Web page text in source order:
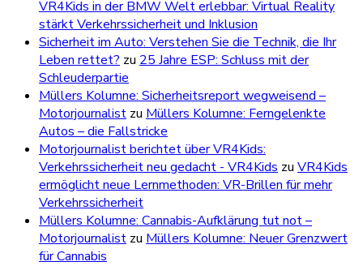
VR4Kids in der BMW Welt erlebbar: Virtual Reality
stärkt Verkehrssicherheit und Inklusion
Sicherheit im Auto: Verstehen Sie die Technik, die Ihr
Leben rettet? zu 25 Jahre ESP: Schluss mit der
Schleuderpartie
Müllers Kolumne: Sicherheitsreport wegweisend –
Motorjournalist zu Müllers Kolumne: Ferngelenkte
Autos – die Fallstricke
Motorjournalist berichtet über VR4Kids:
Verkehrssicherheit neu gedacht - VR4Kids zu VR4Kids
ermöglicht neue Lernmethoden: VR-Brillen für mehr
Verkehrssicherheit
Müllers Kolumne: Cannabis-Aufklärung tut not –
Motorjournalist zu Müllers Kolumne: Neuer Grenzwert
für Cannabis